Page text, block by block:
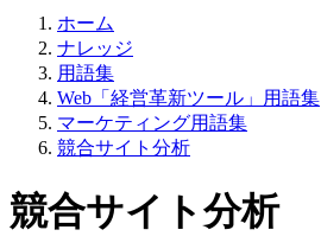
ホーム
ナレッジ
用語集
Web「経営革新ツール」用語集
マーケティング用語集
競合サイト分析
競合サイト分析